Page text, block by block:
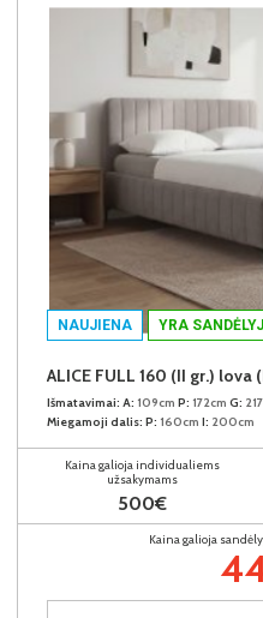
NAUJIENA YRA
ALICE FULL 160 (II gr.) lova
Išmatavimai: A: 109cm P: 172cm G:
Miegamoji dalis: P: 160cm I: 200cm
Kaina galioja individualiems
užsakymams
500€
Kaina galioja